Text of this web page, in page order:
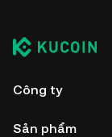
Công ty
Sản phẩm